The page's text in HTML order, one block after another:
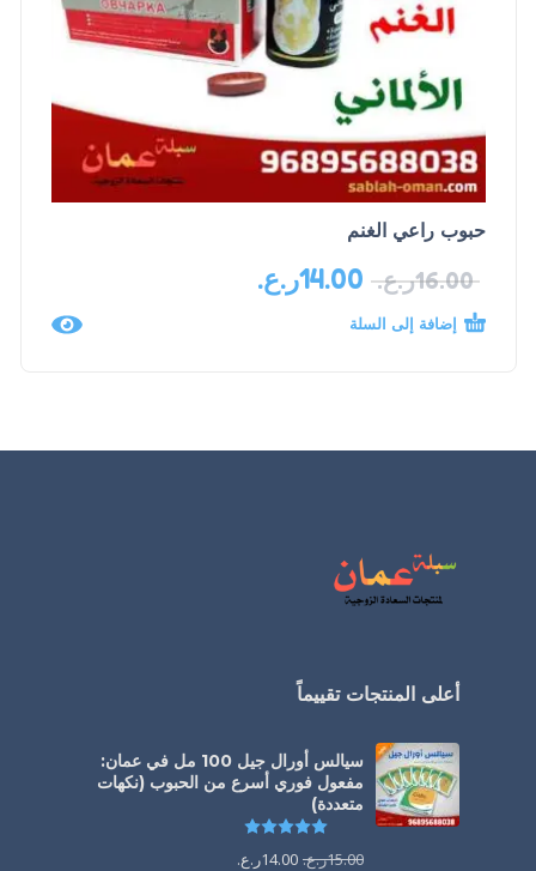
حبوب راعي الغنم
16.00ر.ع. 14.00ر.ع.
إضافة إلى السلة
أعلى المنتجات تقييماً
سيالس أورال جيل 100 مل في عمان:
مفعول فوري أسرع من الحبوب (نكهات
متعددة)
15.00ر.ع. 14.00ر.ع.